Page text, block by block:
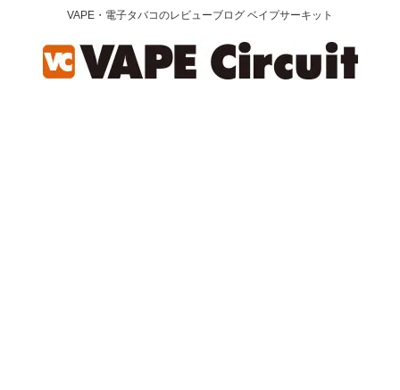
VAPE・電子タバコのレビューブログ ベイプサーキット